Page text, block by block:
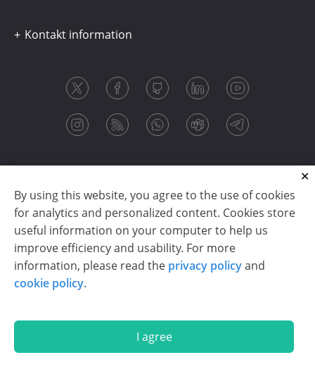
By using this website, you agree to the use of cookies
for analytics and personalized content. Cookies store
useful information on your computer to help us
improve efficiency and usability. For more
information, please read the privacy policyand
cookie policy.
I agree
Kontakt information
Copyright © 2003-2026 CloudReports sp. z o.o. (dba
Stimulsoft). All rights reserved.
En De